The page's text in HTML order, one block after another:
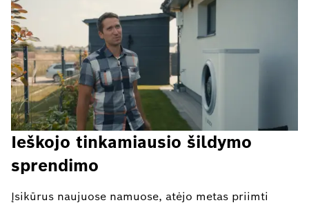
Ieškojo tinkamiausio šildymo
sprendimo
Įsikūrus naujuose namuose, atėjo metas priimti